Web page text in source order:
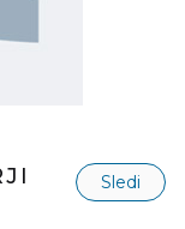
Sledi